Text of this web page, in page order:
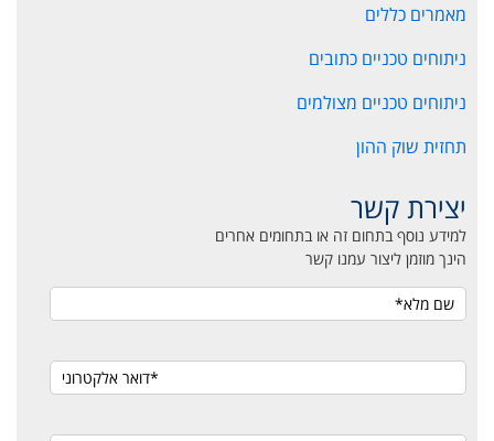
מאמרים כללים
ניתוחים טכניים כתובים
ניתוחים טכניים מצולמים
תחזית שוק ההון
יצירת קשר
למידע נוסף בתחום זה או בתחומים אחרים
הינך מוזמן ליצור עמנו קשר